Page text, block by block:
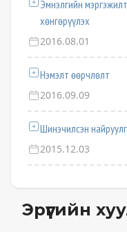
Эмнэлгийн
хөнгөрүүлэх
2016.08.01
Нэмэлт өөрчлөлт
2016.09.09
Шинэчилсэн
2015.12.03
Эрүүгийн